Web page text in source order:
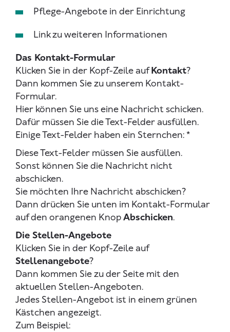
Pflege-Angebote in der Einrichtung
Link zu weiteren Informationen
Das Kontakt-Formular
Klicken Sie in der Kopf-Zeile aufKontakt?
Dann kommen Sie zu unserem Kontakt-
Formular.
Hier können Sie uns eine Nachricht schicken.
Dafür müssen Sie die Text-Felder ausfüllen.
Einige Text-Felder haben ein Sternchen: *
Diese Text-Felder müssen Sie ausfüllen.
Sonst können Sie die Nachricht nicht
abschicken.
Sie möchten Ihre Nachricht abschicken?
Dann drücken Sie unten im Kontakt-Formular
auf den orangenen KnopAbschicken.
Die Stellen-Angebote
Klicken Sie in der Kopf-Zeile auf
Stellenangebote?
Dann kommen Sie zu der Seite mit den
aktuellen Stellen-Angeboten.
Jedes Stellen-Angebot ist in einem grünen
Kästchen angezeigt.
Zum Beispiel: